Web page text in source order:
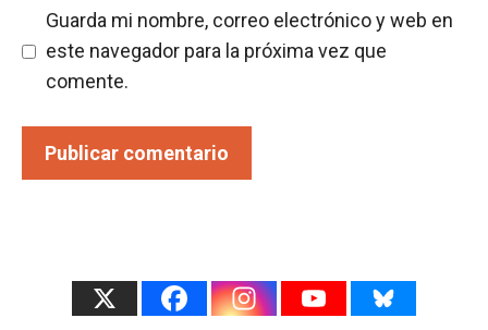
Guarda mi nombre, correo electrónico y web en
este navegador para la próxima vez que
comente.